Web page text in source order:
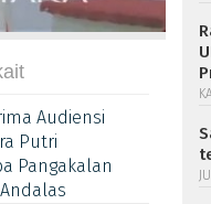
Audiensi
Putri
Pangakalan